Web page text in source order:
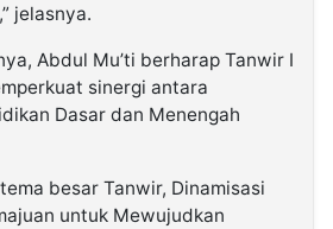
jelasnya.
Abdul Mu’ti berharap Tanwir I
sinergi antara
Dasar dan Menengah
besar Tanwir, Dinamisasi
untuk Mewujudkan